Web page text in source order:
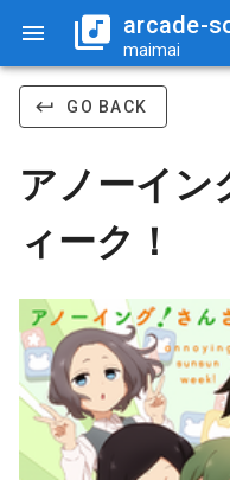
arcade-
maimai
GO BACK
アノーイン
ィーク！